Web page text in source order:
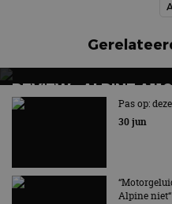
REVIEW – ALPINE
Nog één keer puurPas op:
30 jun
Alpine niet“